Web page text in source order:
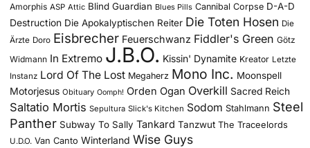
Amorphis ASP Attic Blind Guardian Blues Pills Cannibal Corpse D-A-D
Destruction Die Apokalyptischen Reiter Die Toten Hosen Die
Ärzte Doro Eisbrecher Feuerschwanz Fiddler's Green Götz
Widmann In Extremo J.B.O. Kissin' Dynamite Kreator Letzte
Instanz Lord Of The Lost Megaherz Mono Inc. Moonspell
Motorjesus Obituary Oomph! Orden Ogan Overkill Sacred Reich
Saltatio Mortis Sepultura Slick's Kitchen Sodom Stahlmann Steel
Panther Subway To Sally Tankard Tanzwut The Traceelords
U.D.O. Van Canto Winterland Wise Guys